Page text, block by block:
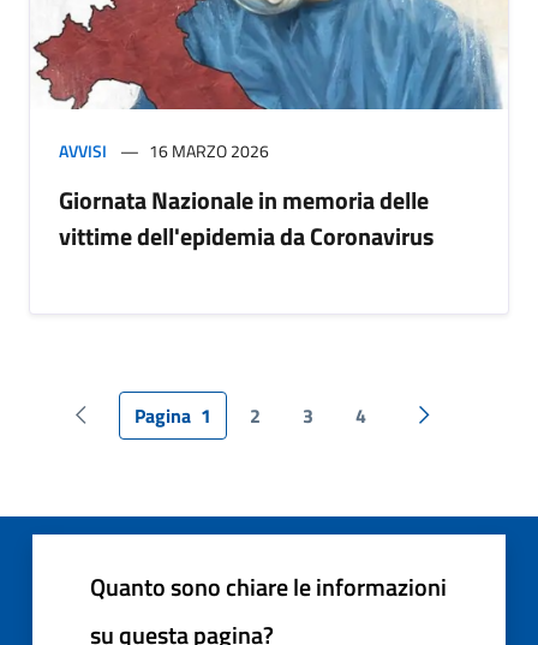
AVVISI 16 MARZO 2026
Giornata Nazionale in memoria delle
vittime dell'epidemia da Coronavirus
Pagina precedente
Pagina 1 2 3 4 Pagina
Quanto sono chiare le informazioni
su questa pagina?